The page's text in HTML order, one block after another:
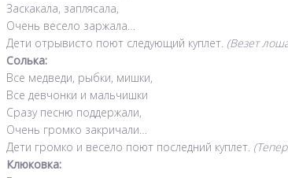
Заскакала, заплясала,
Очень весело заржала…
Дети отрывисто поют следующий куплет. (Везет
Солька:
Все медведи, рыбки, мишки,
Все девчонки и мальчишки
Сразу песню поддержали,
Очень громко закричали…
Дети громко и весело поют последний куплет.
Клюковка: